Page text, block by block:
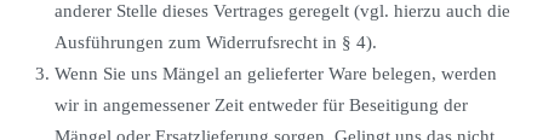
anderer Stelle dieses Vertrages geregelt (vgl. hierzu auch die
Ausführungen zum Widerrufsrecht in § 4).
Wenn Sie uns Mängel an gelieferter Ware belegen, werden
wir in angemessener Zeit entweder für Beseitigung der